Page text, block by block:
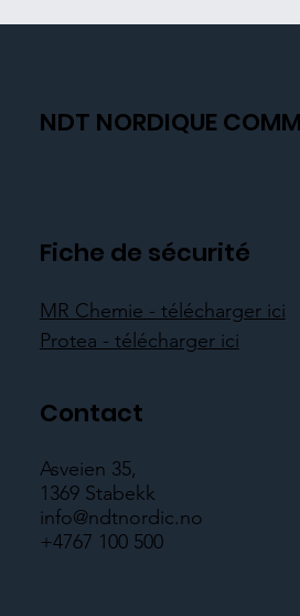
NDT NORDIQUE
Fiche de sécurité
MR Chemie - télécharger ici
Protea - télécharger ici
Contact
Asveien 35,
1369 Stabekk
info@ndtnordic.no
+4767 100 500